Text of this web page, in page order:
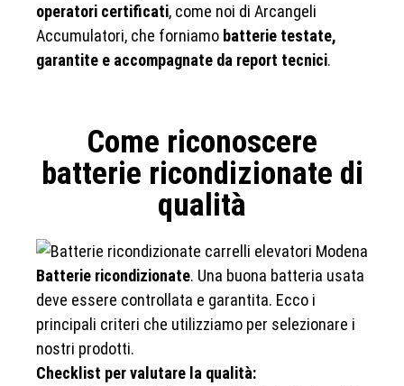
operatori certificati, come noi di Arcangeli
Accumulatori, che forniamo batterie testate,
garantite e accompagnate da report tecnici.
Come riconoscere
batterie ricondizionate di
qualità
Batterie ricondizionate. Una buona batteria usata
deve essere controllata e garantita. Ecco i
principali criteri che utilizziamo per selezionare i
nostri prodotti.
Checklist per valutare la qualità: